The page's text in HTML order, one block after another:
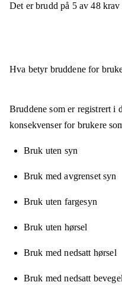
Det er brudd på 5av48krav
Hva betyr bruddene for
Bruddene som er registrert i
konsekvenser for brukere
Bruk uten syn
Bruk med avgrenset syn
Bruk uten fargesyn
Bruk uten hørsel
Bruk med nedsatt hørsel
Bruk med nedsatt